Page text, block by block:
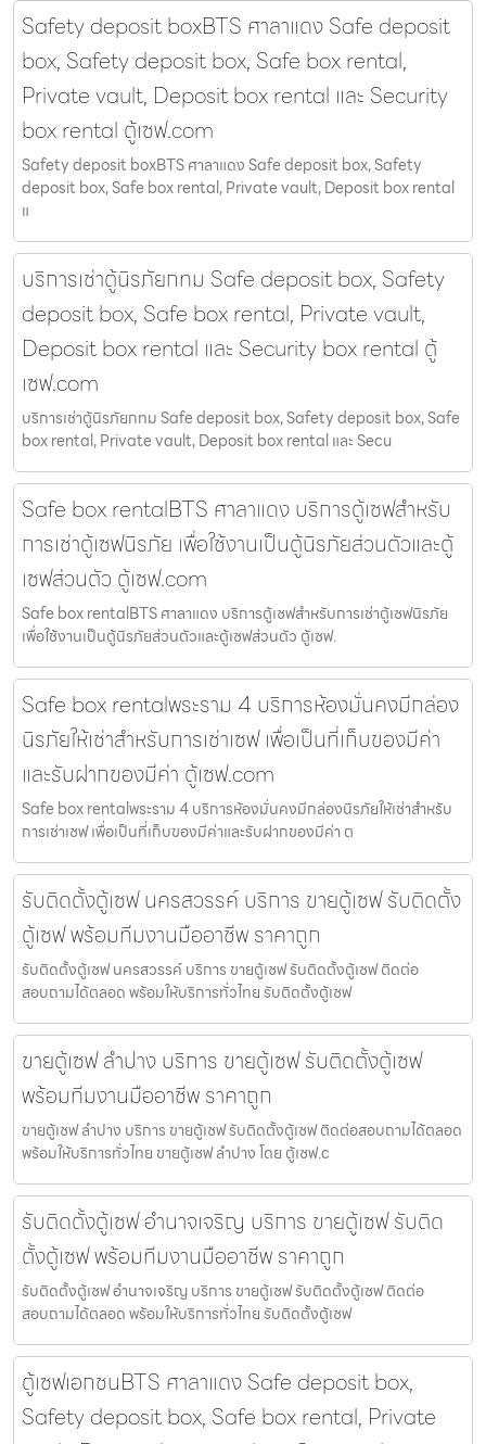
Safety deposit boxBTS ศาลาแดง Safe deposit
box, Safety deposit box, Safe box rental,
Private vault, Deposit box rental และ Security
box rental ตู้เซฟ.com
Safety deposit boxBTS ศาลาแดง Safe deposit box, Safety
deposit box, Safe box rental, Private vault, Deposit box rental
แ
บริการเช่าตู้นิรภัยกทม Safe deposit box, Safety
deposit box, Safe box rental, Private vault,
Deposit box rental และ Security box rental ตู้
เซฟ.com
บริการเช่าตู้นิรภัยกทม Safe deposit box, Safety deposit box, Safe
box rental, Private vault, Deposit box rental และ Secu
Safe box rentalBTS ศาลาแดง บริการตู้เซฟสำหรับ
การเช่าตู้เซฟนิรภัย เพื่อใช้งานเป็นตู้นิรภัยส่วนตัวและตู้
เซฟส่วนตัว ตู้เซฟ.com
Safe box rentalBTS ศาลาแดง บริการตู้เซฟสำหรับการเช่าตู้เซฟนิรภัย
เพื่อใช้งานเป็นตู้นิรภัยส่วนตัวและตู้เซฟส่วนตัว ตู้เซฟ.
Safe box rentalพระราม 4 บริการห้องมั่นคงมีกล่อง
นิรภัยให้เช่าสำหรับการเช่าเซฟ เพื่อเป็นที่เก็บของมีค่า
และรับฝากของมีค่า ตู้เซฟ.com
Safe box rentalพระราม 4 บริการห้องมั่นคงมีกล่องนิรภัยให้เช่าสำหรับ
การเช่าเซฟ เพื่อเป็นที่เก็บของมีค่าและรับฝากของมีค่า ต
รับติดตั้งตู้เซฟ นครสวรรค์ บริการ ขายตู้เซฟ รับติดตั้ง
ตู้เซฟ พร้อมทีมงานมืออาชีพ ราคาถูก
รับติดตั้งตู้เซฟ นครสวรรค์ บริการ ขายตู้เซฟ รับติดตั้งตู้เซฟ ติดต่อ
สอบถามได้ตลอด พร้อมให้บริการทั่วไทย รับติดตั้งตู้เซฟ
ขายตู้เซฟ ลำปาง บริการ ขายตู้เซฟ รับติดตั้งตู้เซฟ
พร้อมทีมงานมืออาชีพ ราคาถูก
ขายตู้เซฟ ลำปาง บริการ ขายตู้เซฟ รับติดตั้งตู้เซฟ ติดต่อสอบถามได้ตลอด
พร้อมให้บริการทั่วไทย ขายตู้เซฟ ลำปาง โดย ตู้เซฟ.c
รับติดตั้งตู้เซฟ อำนาจเจริญ บริการ ขายตู้เซฟ รับติด
ตั้งตู้เซฟ พร้อมทีมงานมืออาชีพ ราคาถูก
รับติดตั้งตู้เซฟ อำนาจเจริญ บริการ ขายตู้เซฟ รับติดตั้งตู้เซฟ ติดต่อ
สอบถามได้ตลอด พร้อมให้บริการทั่วไทย รับติดตั้งตู้เซฟ
ตู้เซฟเอกชนBTS ศาลาแดง Safe deposit box,
Safety deposit box, Safe box rental, Private